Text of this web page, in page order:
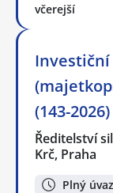
včerejší
(143-2026)
Ředitelství
Krč, Praha
Plný